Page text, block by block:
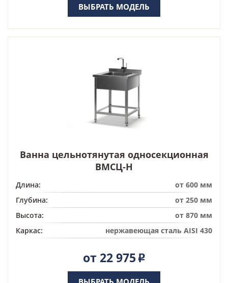
ВЫБРАТЬ МОДЕЛЬ
Ванна цельнотянутая односекционная
ВМСЦ-Н
Длина:
от 600 мм
Глубина:
от 250 мм
Высота:
от 870 мм
Каркас:
нержавеющая сталь AISI 430
от 22 975 Р